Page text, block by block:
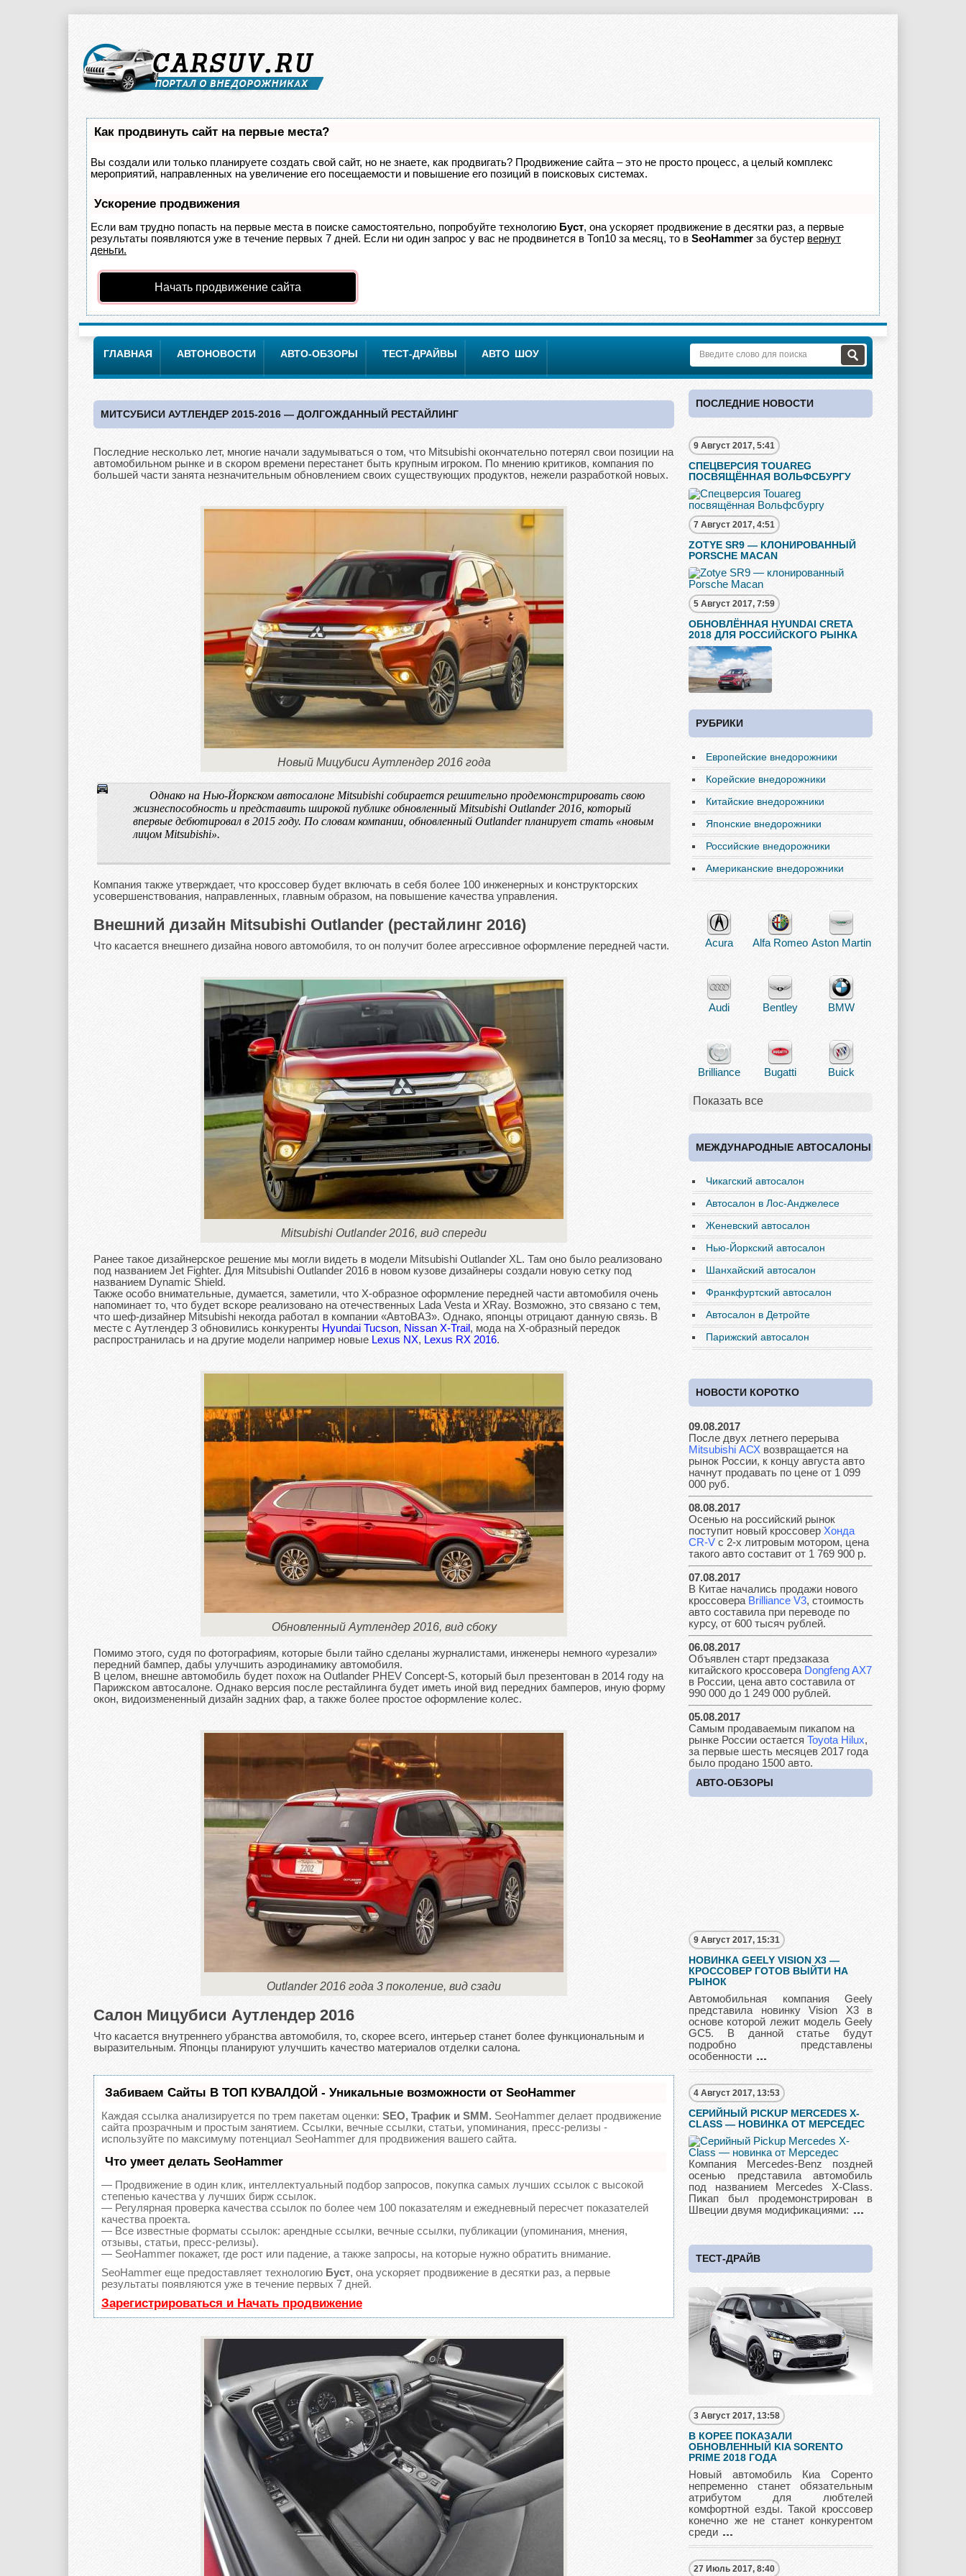
Как продвинуть сайт на первые места?
Вы создали или только планируете создать свой сайт, но не знаете, как продвигать? Продвижение сайта – это не просто процесс, а целый комплекс
мероприятий, направленных на увеличение его посещаемости и повышение его позиций в поисковых системах.
Ускорение продвижения
Если вам трудно попасть на первые места в поиске самостоятельно, попробуйте технологию Буст, она ускоряет продвижение в десятки раз, а первые
результаты появляются уже в течение первых 7 дней. Если ни один запрос у вас не продвинется в Топ10 за месяц, то в SeoHammer за бустер вернут
деньги.
Начать продвижение сайта
ГЛАВНАЯ АВТОНОВОСТИ АВТО-ОБЗОРЫ ТЕСТ-ДРАЙВЫ АВТО ШОУ
МИТСУБИСИ АУТЛЕНДЕР 2015-2016 — ДОЛГОЖДАННЫЙ РЕСТАЙЛИНГ
Последние несколько лет, многие начали задумываться о том, что Mitsubishi окончательно потерял свои позиции на
автомобильном рынке и в скором времени перестанет быть крупным игроком. По мнению критиков, компания по
большей части занята незначительным обновлением своих существующих продуктов, нежели разработкой новых.
Новый Мицубиси Аутлендер 2016 года
Однако на Нью-Йоркском автосалоне Mitsubishi собирается решительно продемонстрировать свою
жизнеспособность и представить широкой публике обновленный Mitsubishi Outlander 2016, который
впервые дебютировал в 2015 году. По словам компании, обновленный Outlander планирует стать «новым
лицом Mitsubishi».
Компания также утверждает, что кроссовер будет включать в себя более 100 инженерных и конструкторских
усовершенствования, направленных, главным образом, на повышение качества управления.
Внешний дизайн Mitsubishi Outlander (рестайлинг 2016)
Что касается внешнего дизайна нового автомобиля, то он получит более агрессивное оформление передней части.
Mitsubishi Outlander 2016, вид спереди
Ранее такое дизайнерское решение мы могли видеть в модели Mitsubishi Outlander XL. Там оно было реализовано
под названием Jet Fighter. Для Mitsubishi Outlander 2016 в новом кузове дизайнеры создали новую сетку под
названием Dynamic Shield.
Также особо внимательные, думается, заметили, что X-образное оформление передней части автомобиля очень
напоминает то, что будет вскоре реализовано на отечественных Lada Vesta и XRay. Возможно, это связано с тем,
что шеф-дизайнер Mitsubishi некогда работал в компании «АвтоВАЗ». Однако, японцы отрицают данную связь. В
месте с Аутлендер 3 обновились конкуренты Hyundai Tucson, Nissan X-Trail, мода на Х-образный передок
распространилась и на другие модели например новые Lexus NX, Lexus RX 2016.
Обновленный Аутлендер 2016, вид сбоку
Помимо этого, судя по фотографиям, которые были тайно сделаны журналистами, инженеры немного «урезали»
передний бампер, дабы улучшить аэродинамику автомобиля.
В целом, внешне автомобиль будет похож на Outlander PHEV Concept-S, который был презентован в 2014 году на
Парижском автосалоне. Однако версия после рестайлинга будет иметь иной вид передних бамперов, иную форму
окон, видоизмененный дизайн задних фар, а также более простое оформление колес.
Outlander 2016 года 3 поколение, вид сзади
Салон Мицубиси Аутлендер 2016
Что касается внутреннего убранства автомобиля, то, скорее всего, интерьер станет более функциональным и
выразительным. Японцы планируют улучшить качество материалов отделки салона.
Забиваем Сайты В ТОП КУВАЛДОЙ - Уникальные возможности от SeoHammer
Каждая ссылка анализируется по трем пакетам оценки: SEO, Трафик и SMM. SeoHammer делает продвижение
сайта прозрачным и простым занятием. Ссылки, вечные ссылки, статьи, упоминания, пресс-релизы -
используйте по максимуму потенциал SeoHammer для продвижения вашего сайта.
Что умеет делать SeoHammer
— Продвижение в один клик, интеллектуальный подбор запросов, покупка самых лучших ссылок с высокой
степенью качества у лучших бирж ссылок.
— Регулярная проверка качества ссылок по более чем 100 показателям и ежедневный пересчет показателей
качества проекта.
— Все известные форматы ссылок: арендные ссылки, вечные ссылки, публикации (упоминания, мнения,
отзывы, статьи, пресс-релизы).
— SeoHammer покажет, где рост или падение, а также запросы, на которые нужно обратить внимание.
SeoHammer еще предоставляет технологию Буст, она ускоряет продвижение в десятки раз, а первые
результаты появляются уже в течение первых 7 дней.
Зарегистрироваться и Начать продвижение
ПОСЛЕДНИЕ НОВОСТИ
9 Август 2017, 5:41
СПЕЦВЕРСИЯ TOUAREG
ПОСВЯЩЁННАЯ ВОЛЬФСБУРГУ
7 Август 2017, 4:51
ZOTYE SR9 — КЛОНИРОВАННЫЙ
PORSCHE MACAN
5 Август 2017, 7:59
ОБНОВЛЁННАЯ HYUNDAI CRETA
2018 ДЛЯ РОССИЙСКОГО РЫНКА
РУБРИКИ
Европейские внедорожники
Корейские внедорожники
Китайские внедорожники
Японские внедорожники
Российские внедорожники
Американские внедорожники
Acura Alfa Romeo Aston Martin
Audi Bentley BMW
Brilliance Bugatti Buick
Cadillac Chery Chevrolet
Chrysler Citroen Dacia
Daewoo Dodge
Fiat Ford Great Wall
GAZ Geely
Honda Hyundai Infiniti
JAC Jaguar Jeep
Kia Lada Lamborghini
Lancia Land Rover
Lexus
Maserati Maybach
Pagani Peugeot Pontiac
Porshe Rolls Royce
Rover Saab Scion
Seat Skoda Ssang Yong
UAZ Vauxhall Volkswagen
Volvo Zotye
Показать все
МЕЖДУНАРОДНЫЕ АВТОСАЛОНЫ
Чикагский автосалон
Автосалон в Лос-Анджелесе
Женевский автосалон
Нью-Йоркский автосалон
Шанхайский автосалон
Франкфуртский автосалон
Автосалон в Детройте
Парижский автосалон
НОВОСТИ КОРОТКО
09.08.2017
После двух летнего перерыва
Mitsubishi АСХ возвращается на
рынок России, к концу августа авто
начнут продавать по цене от 1 099
000 руб.
08.08.2017
Осенью на российский рынок
поступит новый кроссовер Хонда
CR-V с 2-х литровым мотором, цена
такого авто составит от 1 769 900 р.
07.08.2017
В Китае начались продажи нового
кроссовера Brilliance V3, стоимость
авто составила при переводе по
курсу, от 600 тысяч рублей.
06.08.2017
Объявлен старт предзаказа
китайского кроссовера Dongfeng AX7
в России, цена авто составила от
990 000 до 1 249 000 рублей.
05.08.2017
Самым продаваемым пикапом на
рынке России остается Toyota Hilux,
за первые шесть месяцев 2017 года
было продано 1500 авто.
АВТО-ОБЗОРЫ
9 Август 2017, 15:31
НОВИНКА GEELY VISION X3 —
КРОССОВЕР ГОТОВ ВЫЙТИ НА
РЫНОК
Автомобильная компания Geely
представила новинку Vision X3 в
основе которой лежит модель Geely
GC5. В данной статье будут
подробно представлены
особенности
4 Август 2017, 13:53
СЕРИЙНЫЙ PICKUP MERCEDES X-
CLASS — НОВИНКА ОТ МЕРСЕДЕС
Компания Mercedes-Benz поздней
осенью представила автомобиль
под названием Mercedes X-Class.
Пикап был продемонстрирован в
Швеции двумя модификациями:
ТЕСТ-ДРАЙВ
3 Август 2017, 13:58
В КОРЕЕ ПОКАЗАЛИ
ОБНОВЛЕННЫЙ KIA SORENTO
PRIME 2018 ГОДА
Новый автомобиль Киа Соренто
непременно станет обязательным
атрибутом для любтелей
комфортной езды. Такой кроссовер
конечно же не станет конкурентом
среди
27 Июль 2017, 8:40